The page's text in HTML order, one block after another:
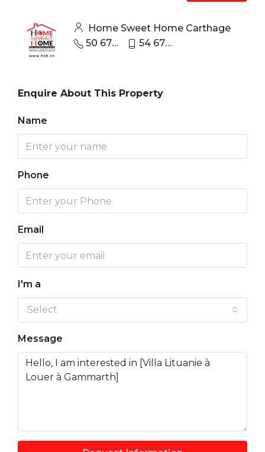
Home Sweet Home Carthage
50 670 440
54 670 670
Enquire About This Property
Name
Phone
Email
I'm a
Select
Message